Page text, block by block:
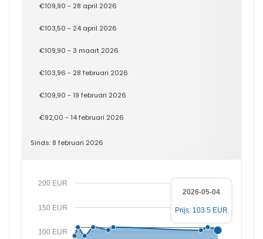
€109,90 - 28 april 2026
€103,50 - 24 april 2026
€109,90 - 3 maart 2026
€103,96 - 28 februari 2026
€109,90 - 19 februari 2026
€92,00 - 14 februari 2026
Sinds: 8 februari 2026
100 EUR
150 EUR
200 EUR
2026-05-04
Prijs: 103.5 EUR